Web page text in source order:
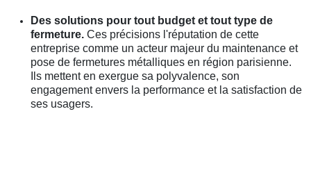
Des solutions pour tout budget et tout type de
fermeture. Ces précisions l'réputation de cette
entreprise comme un acteur majeur du maintenance et
pose de fermetures métalliques en région parisienne.
Ils mettent en exergue sa polyvalence, son
engagement envers la performance et la satisfaction de
ses usagers.